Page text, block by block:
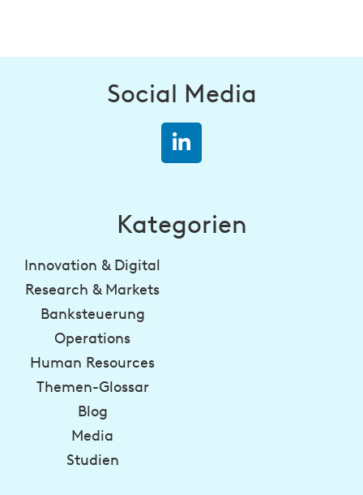
Social Media
Kategorien
Innovation & Digital
Research & Markets
Banksteuerung
Operations
Human Resources
Themen-Glossar
Blog
Media
Studien